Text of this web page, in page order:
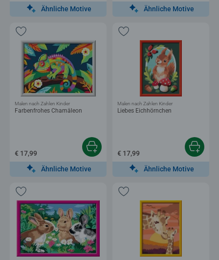
Ähnliche Motive
Ähnliche Motive
Farbenfrohes Chamäleon
Malen nach Zahlen Kinder
€ 17,99
Ähnliche Motive
Liebes Eichhörnchen
Malen nach Zahlen Kinder
€ 17,99
Ähnliche Motive